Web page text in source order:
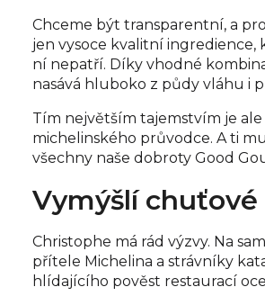
Chceme být transparentní, a
jen vysoce kvalitní
ní nepatří. Díky vhodné
nasává hluboko z půdy vláhu i
Tím největším tajemstvím je
michelinského průvodce. A ti
všechny naše dobroty Good
Vymýšlí
Christophe má rád výzvy. Na
přítele Michelina a strávníky
hlídajícího pověst restaurací